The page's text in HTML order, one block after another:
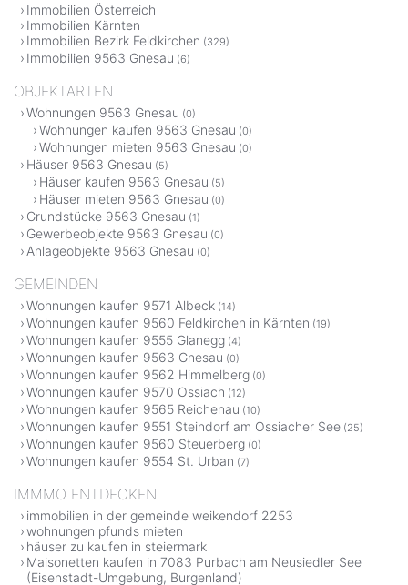
Immobilien Österreich
Immobilien Kärnten
Immobilien Bezirk Feldkirchen (329)
Immobilien 9563 Gnesau (6)
OBJEKTARTEN
Wohnungen 9563 Gnesau (0)
Wohnungen kaufen 9563 Gnesau (0)
Wohnungen mieten 9563 Gnesau (0)
Häuser 9563 Gnesau (5)
Häuser kaufen 9563 Gnesau (5)
Häuser mieten 9563 Gnesau (0)
Grundstücke 9563 Gnesau (1)
Gewerbeobjekte 9563 Gnesau (0)
Anlageobjekte 9563 Gnesau (0)
GEMEINDEN
Wohnungen kaufen 9571 Albeck (14)
Wohnungen kaufen 9560 Feldkirchen in Kärnten (19)
Wohnungen kaufen 9555 Glanegg (4)
Wohnungen kaufen 9563 Gnesau (0)
Wohnungen kaufen 9562 Himmelberg (0)
Wohnungen kaufen 9570 Ossiach (12)
Wohnungen kaufen 9565 Reichenau (10)
Wohnungen kaufen 9551 Steindorf am Ossiacher See (25)
Wohnungen kaufen 9560 Steuerberg (0)
Wohnungen kaufen 9554 St. Urban (7)
IMMMO ENTDECKEN
immobilien in der gemeinde weikendorf 2253
wohnungen pfunds mieten
häuser zu kaufen in steiermark
Maisonetten kaufen in 7083 Purbach am Neusiedler See
(Eisenstadt-Umgebung, Burgenland)